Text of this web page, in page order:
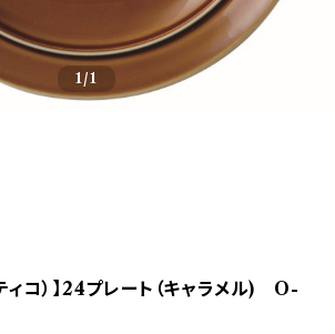
1/1
コ）】24プレート（キャラメル) O-